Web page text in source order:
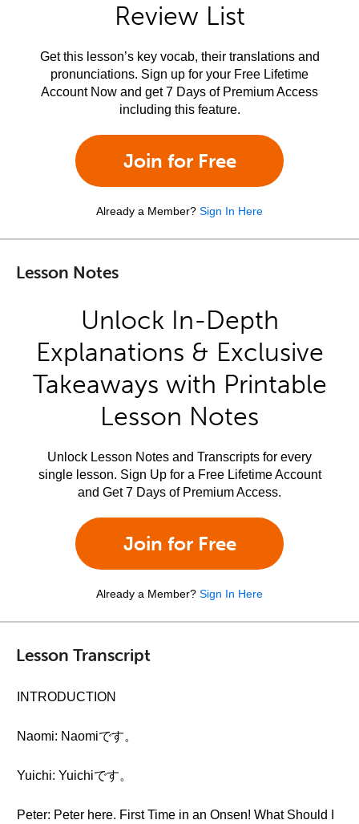
Review List
Get this lesson’s key vocab, their translations and
pronunciations. Sign up for your Free Lifetime
Account Now and get 7 Days of Premium Access
including this feature.
Join for Free
Already a Member? Sign In Here
Lesson Notes
Unlock In-Depth
Explanations & Exclusive
Takeaways with Printable
Lesson Notes
Unlock Lesson Notes and Transcripts for every
single lesson. Sign Up for a Free Lifetime Account
and Get 7 Days of Premium Access.
Join for Free
Already a Member? Sign In Here
Lesson Transcript
INTRODUCTION
Naomi: Naomiです。
Yuichi: Yuichiです。
Peter: Peter here. First Time in an Onsen! What Should I